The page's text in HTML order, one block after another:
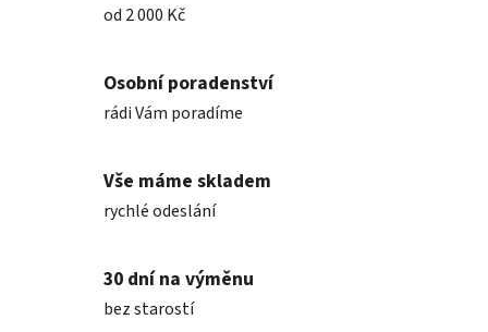
od 2 000 Kč
Osobní poradenství
rádi Vám poradíme
Vše máme skladem
rychlé odeslání
30 dní na výměnu
bez starostí